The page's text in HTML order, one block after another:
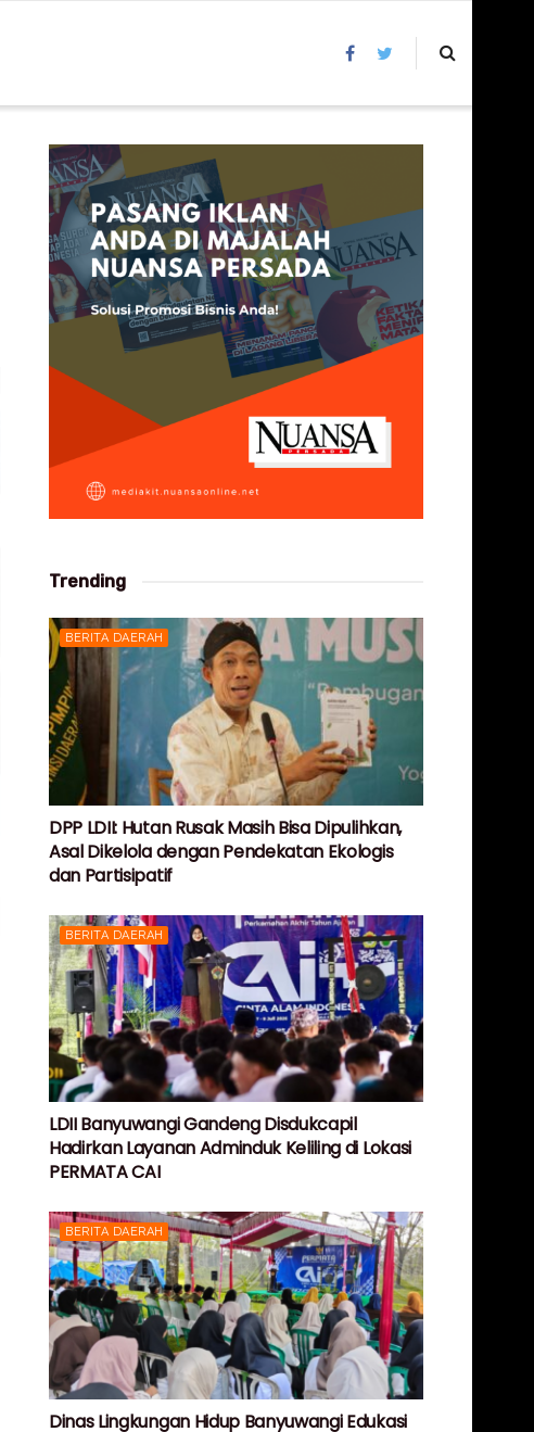
Trending
BERITA DAERAH
DPP LDII: Hutan Rusak Masih Bisa Dipulihkan,
Asal Dikelola dengan Pendekatan Ekologis
dan Partisipatif
BERITA DAERAH
LDII Banyuwangi Gandeng Disdukcapil
Hadirkan Layanan Adminduk Keliling di Lokasi
PERMATA CAI
BERITA DAERAH
Dinas Lingkungan Hidup Banyuwangi Edukasi